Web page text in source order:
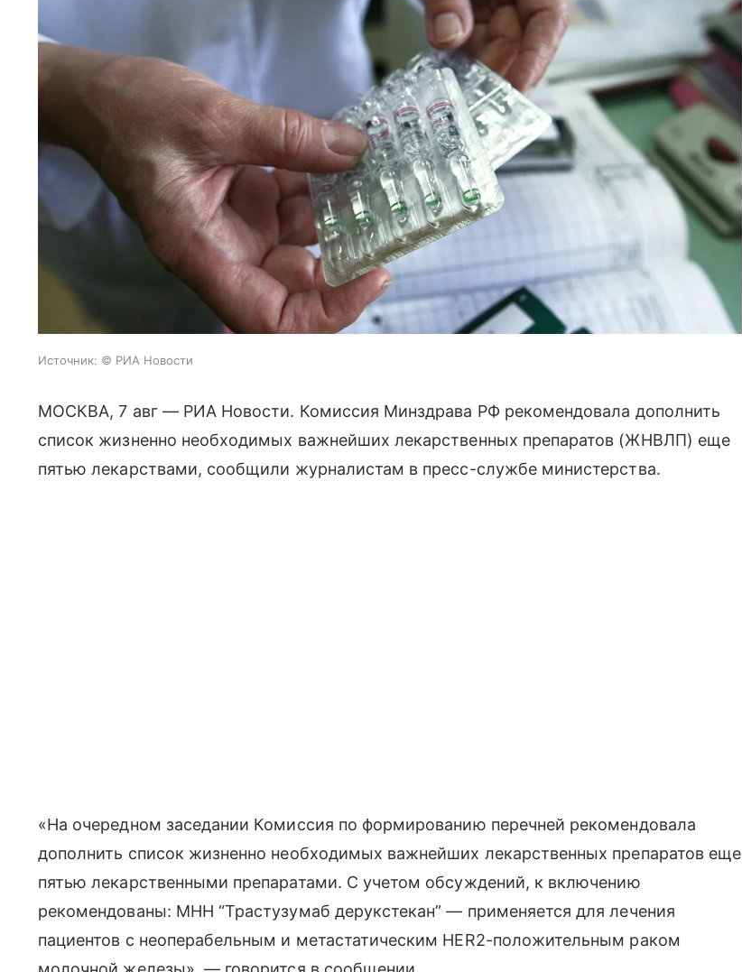
Источник: © РИА Новости
МОСКВА, 7 авг — РИА Новости. Комиссия Минздрава РФ рекомендовала дополнить
список жизненно необходимых важнейших лекарственных препаратов (ЖНВЛП) еще
пятью лекарствами, сообщили журналистам в пресс-службе министерства.
«На очередном заседании Комиссия по формированию перечней рекомендовала
дополнить список жизненно необходимых важнейших лекарственных препаратов еще
пятью лекарственными препаратами. С учетом обсуждений, к включению
рекомендованы: МНН “Трастузумаб дерукстекан” — применяется для лечения
пациентов с неоперабельным и метастатическим HER2-положительным раком